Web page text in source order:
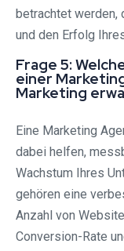
betrachtet werden,
und den Erfolg
Frage 5:
einer
Marketing
Eine Marketing
dabei helfen,
Wachstum Ihres
gehören eine
Anzahl von
Conversion-Rate